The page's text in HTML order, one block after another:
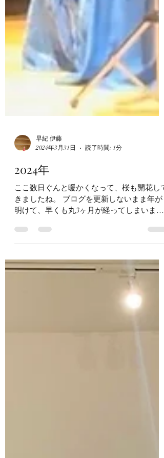
早紀 伊藤
2024年3月31日
読了時間: 1分
2024年
ここ数日ぐんと暖かくなって、桜も開花して
明けて、早くも丸3ヶ月が経ってしまいまし
た。 年末のリサイタルでは、たくさんのお
客様にご来場いただき、ありがとうございま
き、無事に終えることができました。...